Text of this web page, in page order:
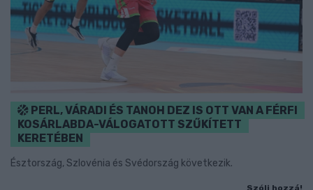
PERL, VÁRADI ÉS TANOH DEZ IS OTT VAN A FÉRFI
KOSÁRLABDA-VÁLOGATOTT SZŰKÍTETT
KERETÉBEN
Észtország, Szlovénia és Svédország következik.
Szólj hozzá!